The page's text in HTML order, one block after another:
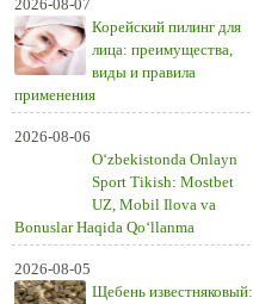
2026-08-07
Корейский пилинг для
лица: преимущества,
виды и правила
применения
2026-08-06
O‘zbekistonda Onlayn
Sport Tikish: Mostbet
UZ, Mobil Ilova va
Bonuslar Haqida Qo‘llanma
2026-08-05
Щебень известняковый: